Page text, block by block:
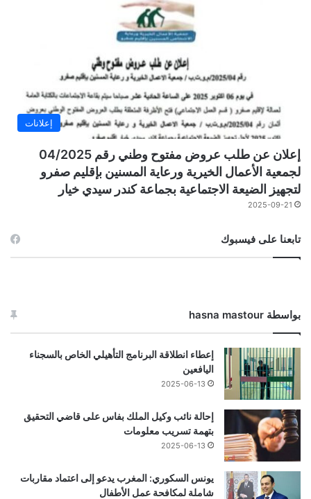
إعلانات
إعلان عن طلب عروض مفتوح وطني رقم 04/2025
لجمعية الأعمال الخيرية ورعاية المسنين بإقليم صفرو
لتجهيز الضيعة الاجتماعية بجماعة كندر سيدي خيار
2025-09-21
تابعنا على فيسبوك
بواسطة hasna mastour
إعطاء انطلاقة البرنامج التأهيلي الخاص بالسجناء
اليافعين
2025-06-13
إحالة نائب وكيل الملك بفاس على قاضي التحقيق
بتهمة تسريب معلومات
2025-06-13
يونس السكوري: المغرب يدعو إلى اعتماد مقاربات
شاملة لمكافحة عمل الأطفال